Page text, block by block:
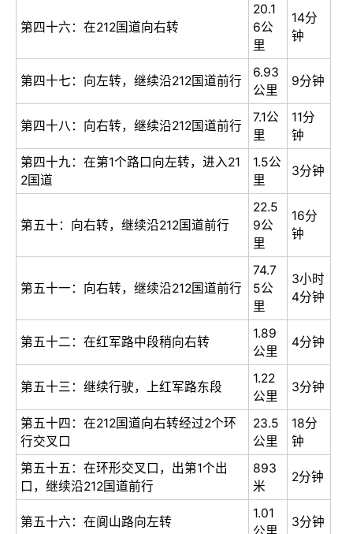
第四十六：在212国道向右转
20.1
6公
里
14分
钟
第四十七：向左转，继续沿212国道前行
6.93
公里
9分钟
第四十八：向右转，继续沿212国道前行
7.1公
里
11分
钟
第四十九：在第1个路口向左转，进入21
2国道
1.5公
里
3分钟
第五十：向右转，继续沿212国道前行
22.5
9公
里
16分
钟
第五十一：向右转，继续沿212国道前行
74.7
5公
里
3小时
4分钟
第五十二：在红军路中段稍向右转
1.89
公里
4分钟
第五十三：继续行驶，上红军路东段
1.22
公里
3分钟
第五十四：在212国道向右转经过2个环
行交叉口
23.5
公里
18分
钟
第五十五：在环形交叉口，出第1个出
口，继续沿212国道前行
893
米
2分钟
第五十六：在阆山路向左转
1.01
公里
3分钟